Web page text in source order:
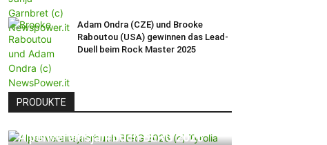
Adam Ondra (CZE) und Brooke
Raboutou (USA) gewinnen das Lead-
Duell beim Rock Master 2025
PRODUKTE
Alpenvereinsjahrbuch BERG 2026